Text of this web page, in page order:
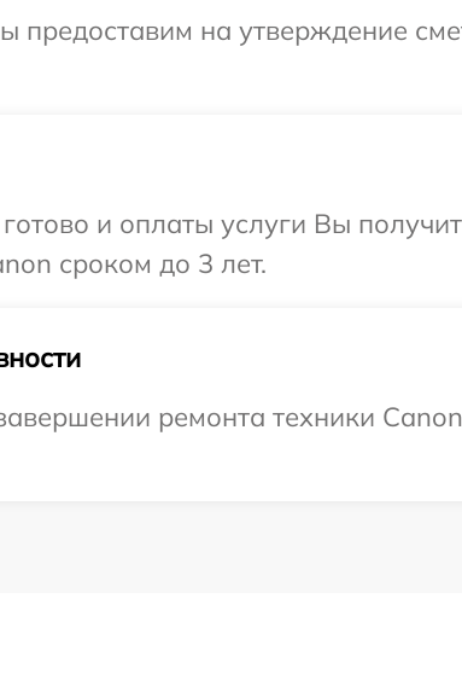
предоставим на утверждение
и оплаты услуги Вы
сроком до 3 лет.
ремонта техники